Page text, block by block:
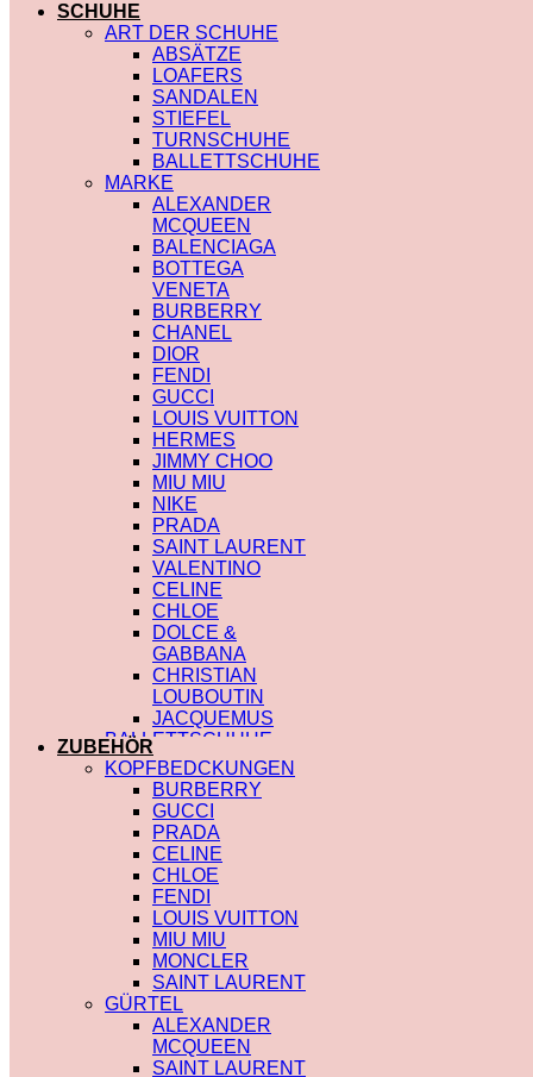
SCHUHE
ART DER SCHUHE
ABSÄTZE
LOAFERS
SANDALEN
STIEFEL
TURNSCHUHE
BALLETTSCHUHE
MARKE
ALEXANDER
MCQUEEN
BALENCIAGA
BOTTEGA
VENETA
BURBERRY
CHANEL
DIOR
FENDI
GUCCI
LOUIS VUITTON
HERMES
JIMMY CHOO
MIU MIU
NIKE
PRADA
SAINT LAURENT
VALENTINO
CELINE
CHLOE
DOLCE &
GABBANA
CHRISTIAN
LOUBOUTIN
JACQUEMUS
BALLETTSCHUHE
LOUIS VUITTON
ZUBEHÖR
KOPFBEDCKUNGEN
BURBERRY
GUCCI
PRADA
CELINE
CHLOE
FENDI
LOUIS VUITTON
MIU MIU
MONCLER
SAINT LAURENT
GÜRTEL
ALEXANDER
MCQUEEN
SAINT LAURENT